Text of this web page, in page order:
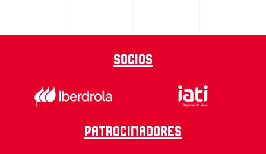
Socios
Patrocinadores